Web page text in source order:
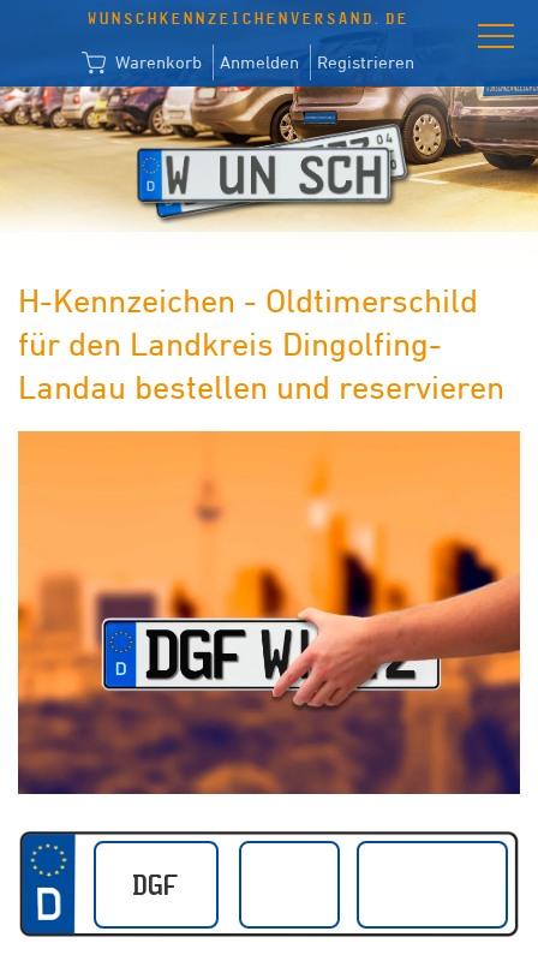
WUNSCHKENNZEICHENVERSAND.DE
Warenkorb Anmelden Registrieren
H-Kennzeichen - Oldtimerschild
für den Landkreis Dingolfing-
Landau bestellen und reservieren